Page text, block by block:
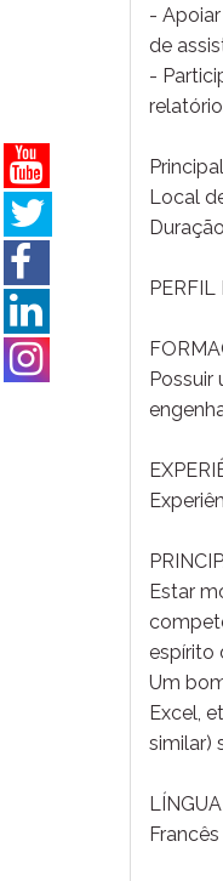
-
de
-
Local
PERFIL
Possuir
Estar
espírito
Um
Excel,
similar)